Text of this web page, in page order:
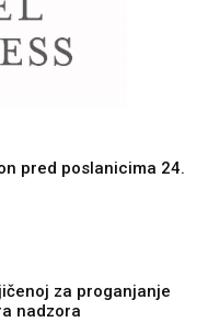
pred poslanicima 24.
za proganjanje
nadzora